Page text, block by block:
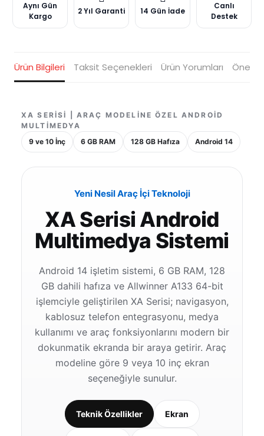
Aynı Gün
Kargo
2 Yıl Garanti 14 Gün İade
Canlı
Destek
Ürün Bilgileri Taksit Seçenekleri Ürün Yorumları
XA SERISI | ARAÇ MODELINE ÖZEL ANDROID
MULTIMEDYA
9 ve 10 İnç
6 GB RAM 128 GB Hafıza Android 14
Yeni Nesil Araç İçi Teknoloji
XA Serisi Android
Multimedya Sistemi
Android 14 işletim sistemi, 6 GB RAM, 128
GB dahili hafıza ve Allwinner A133 64-bit
işlemciyle geliştirilen XA Serisi; navigasyon,
kablosuz telefon entegrasyonu, medya
kullanımı ve araç fonksiyonlarını modern bir
dokunmatik ekranda bir araya getirir. Araç
modeline göre 9 veya 10 inç ekran
seçeneğiyle sunulur.
Teknik Özellikler Ekran